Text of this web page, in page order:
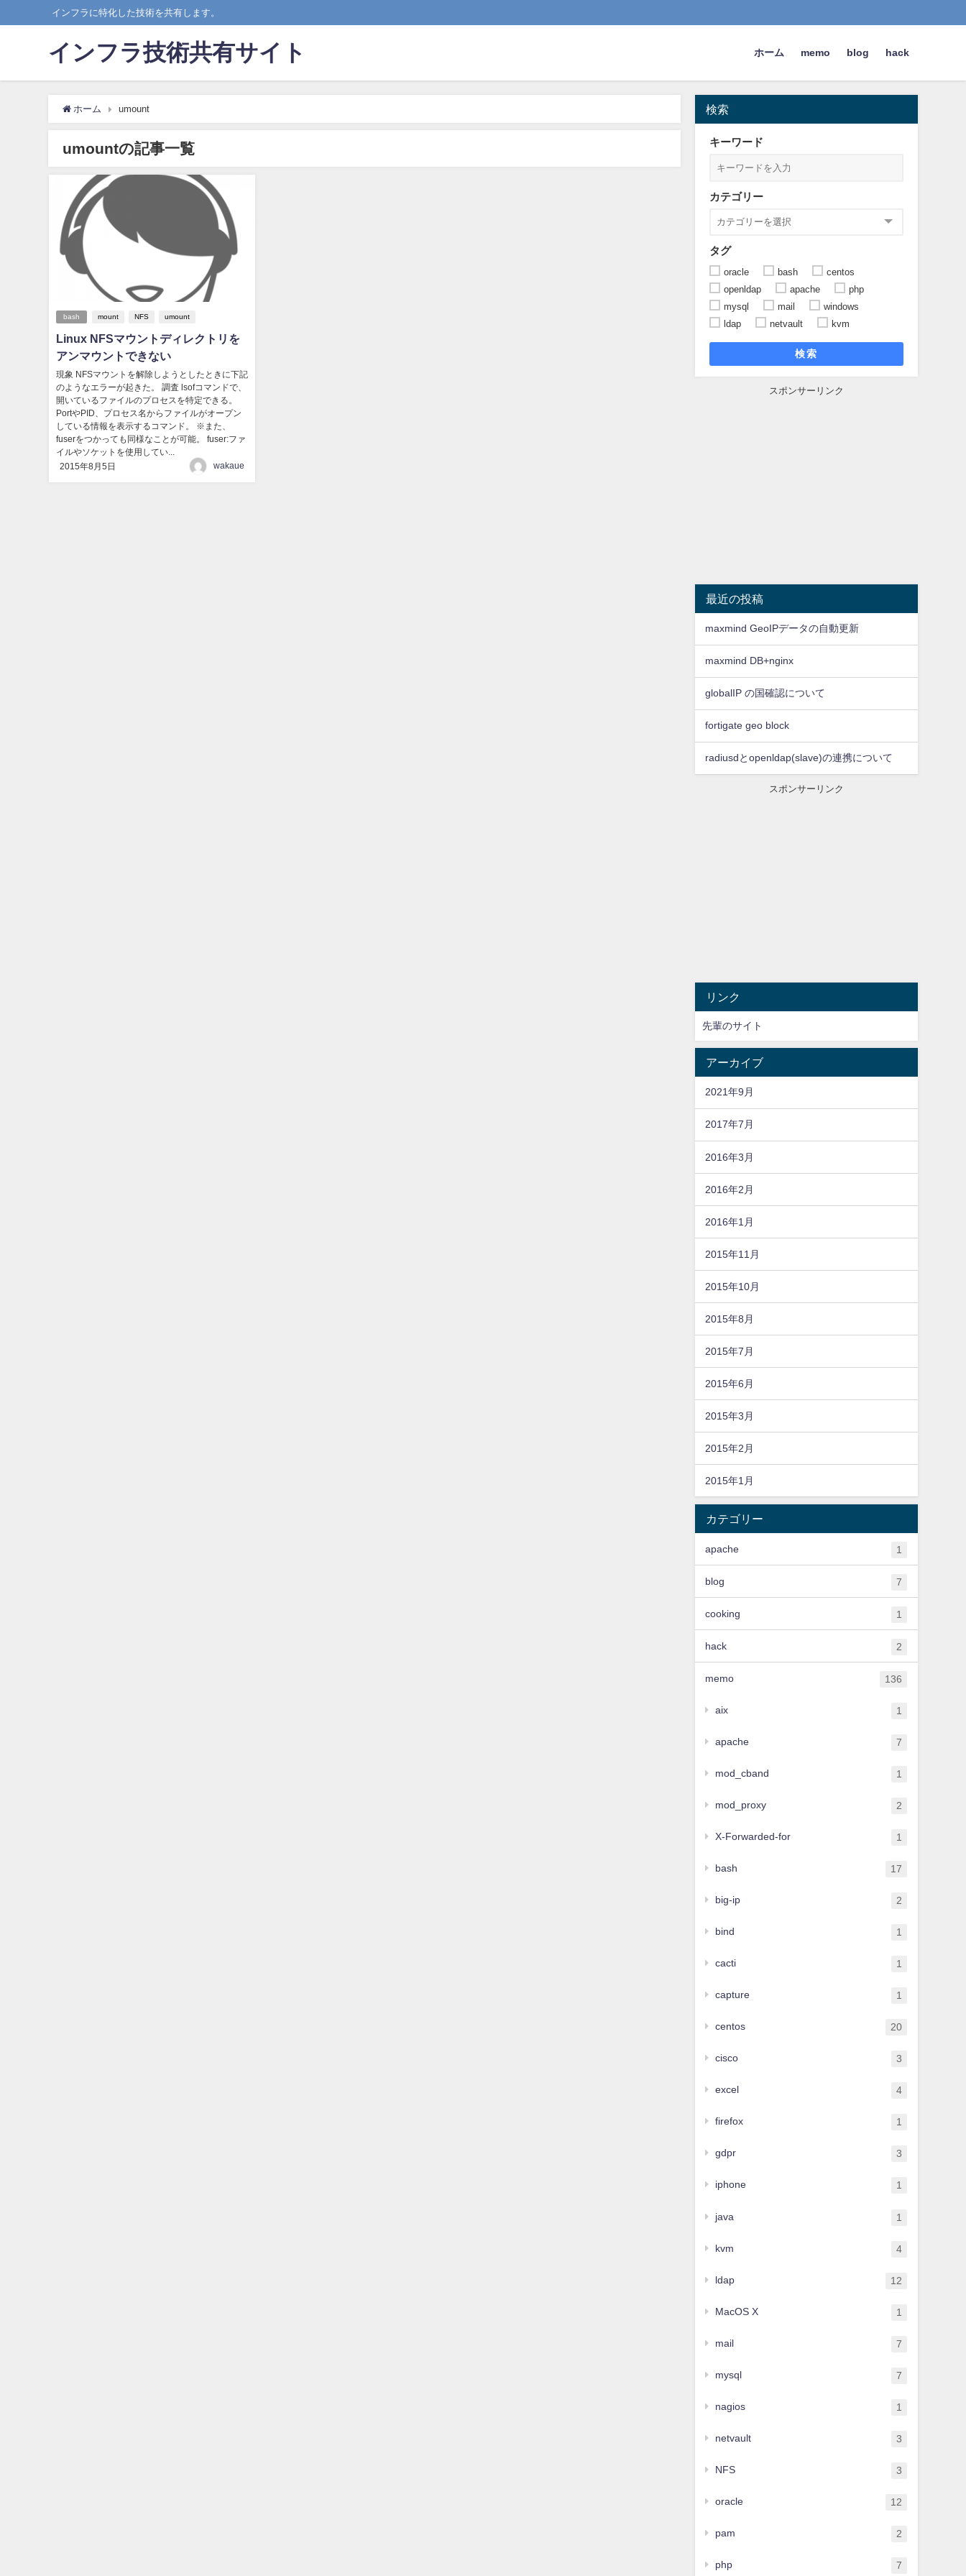
インフラに特化した技術を共有します。
インフラ技術共有サイト ホーム memo blog hack
ホーム umount
umountの記事一覧
bash mount NFS umount
Linux NFSマウントディレクトリを
アンマウントできない
現象 NFSマウントを解除しようとしたときに下記
のようなエラーが起きた。 調査 lsofコマンドで、
開いているファイルのプロセスを特定できる。
PortやPID、プロセス名からファイルがオープン
している情報を表示するコマンド。 ※また、
fuserをつかっても同様なことが可能。 fuser:ファ
イルやソケットを使用してい...
2015年8月5日
wakaue
検索
キーワード
カテゴリー
タグ
oracle bash
centos
openldap
apache
php
mysql
mail
windows
ldap
netvault kvm
検索
スポンサーリンク
最近の投稿
maxmind GeoIPデータの自動更新
maxmind DB+nginx
globalIP の国確認について
fortigate geo block
radiusdとopenldap(slave)の連携について
スポンサーリンク
リンク
先輩のサイト
アーカイブ
2021年9月
2017年7月
2016年3月
2016年2月
2016年1月
2015年11月
2015年10月
2015年8月
2015年7月
2015年6月
2015年3月
2015年2月
2015年1月
カテゴリー
apache 1
blog 7
cooking 1
hack 2
memo 136
aix 1
apache 7
mod_cband 1
mod_proxy 2
X-Forwarded-for 1
bash 17
big-ip 2
bind 1
cacti 1
capture 1
centos 20
cisco 3
excel 4
firefox 1
gdpr 3
iphone 1
java 1
kvm 4
ldap 12
MacOS X 1
mail 7
mysql 7
nagios 1
netvault 3
NFS 3
oracle 12
pam 2
php 7